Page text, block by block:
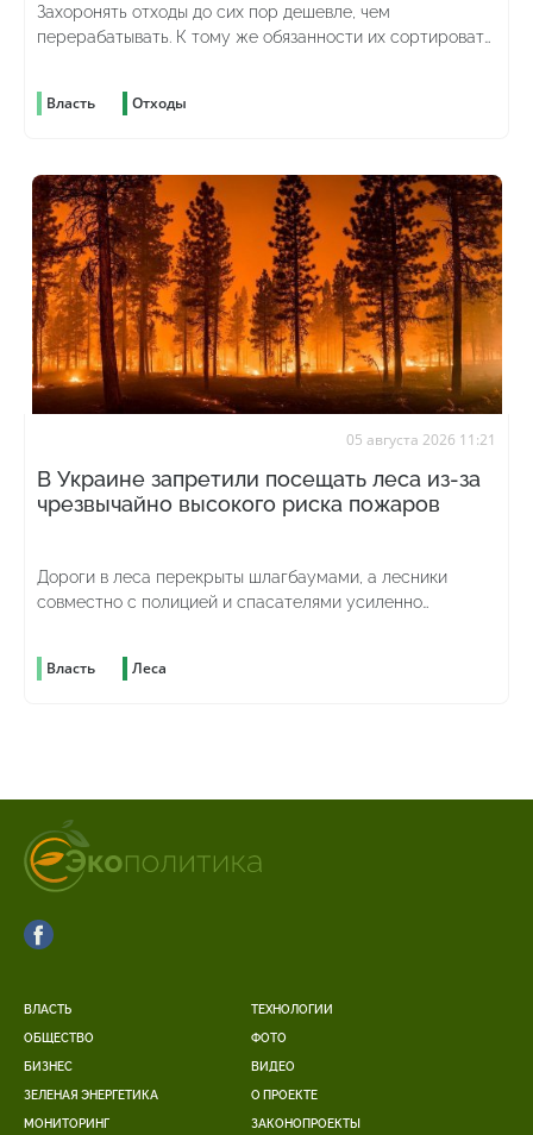
Захоронять отходы до сих пор дешевле, чем
перерабатывать. К тому же обязанности их сортировать
Власть Отходы
05 августа 2026 11:21
В Украине запретили посещать леса из-за
чрезвычайно высокого риска пожаров
Дороги в леса перекрыты шлагбаумами, а лесники
совместно с полицией и спасателями усиленно
Власть Леса
ВЛАСТЬ
ОБЩЕСТВО
БИЗНЕС
ЗЕЛЕНАЯ ЭНЕРГЕТИКА
МОНИТОРИНГ
ТЕХНОЛОГИИ
ФОТО
ВИДЕО
О ПРОЕКТЕ
ЗАКОНОПРОЕКТЫ